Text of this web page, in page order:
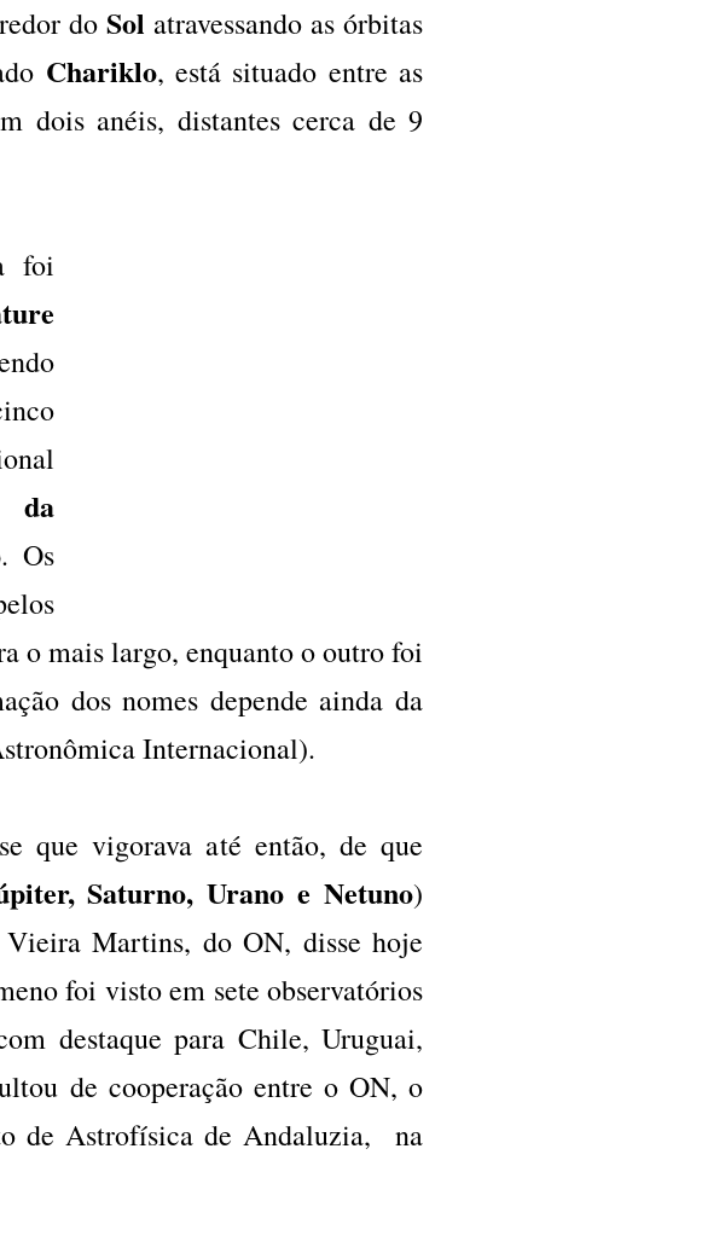
do Sol atravessando as órbitas
Chariklo, está situado entre as
dois anéis, distantes cerca de 9
foi
da
. Os
o mais largo, enquanto o outro foi
dos nomes depende ainda da
Internacional).
que vigorava até então, de que
Saturno, Urano e Netuno)
Martins, do ON, disse hoje
foi visto em sete observatórios
destaque para Chile, Uruguai,
de cooperação entre o ON, o
de Astrofísica de Andaluzia, na